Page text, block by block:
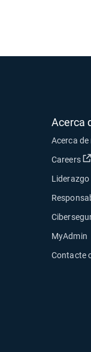
ventana
Acerca
Acerca
Careers
Liderazgo
MyAdmin
Contacte